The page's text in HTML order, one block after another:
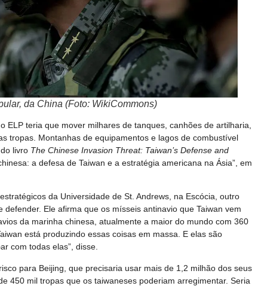
da China (Foto: WikiCommons)
ELP teria que mover milhares de tanques, canhões de artilharia,
tropas. Montanhas de equipamentos e lagos de combustível
livro The Chinese Invasion Threat: Taiwan’s Defense and
a defesa de Taiwan e a estratégia americana na Ásia”, em
da Universidade de St. Andrews, na Escócia, outro
Ele afirma que os mísseis antinavio que Taiwan vem
da marinha chinesa, atualmente a maior do mundo com 360
está produzindo essas coisas em massa. E elas são
com todas elas”, disse.
para Beijing, que precisaria usar mais de 1,2 milhão dos seus
450 mil tropas que os taiwaneses poderiam arregimentar. Seria